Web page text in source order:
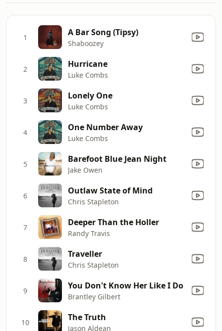
1 A Bar Song (Tipsy)
Shaboozey
2 Hurricane
Luke Combs
3 Lonely One
Luke Combs
4 One Number Away
Luke Combs
5 Barefoot Blue Jean Night
Jake Owen
6 Outlaw State of Mind
Chris Stapleton
7 Deeper Than the Holler
Randy Travis
8 Traveller
Chris Stapleton
9 You Don't Know Her Like I Do
Brantley Gilbert
10 The Truth
Jason Aldean